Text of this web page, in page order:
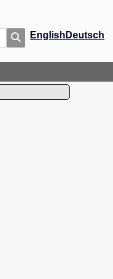
English Deutsch